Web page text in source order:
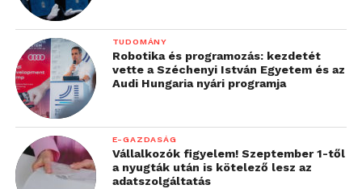
TUDOMÁNY
Robotika és programozás: kezdetét
vette a Széchenyi István Egyetem és az
Audi Hungaria nyári programja
E-GAZDASÁG
Vállalkozók figyelem! Szeptember 1-től
a nyugták után is kötelező lesz az
adatszolgáltatás